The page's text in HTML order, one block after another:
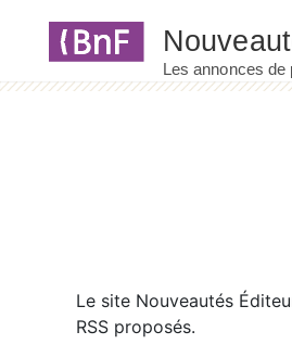
Le site Nouveautés
RSS proposés.